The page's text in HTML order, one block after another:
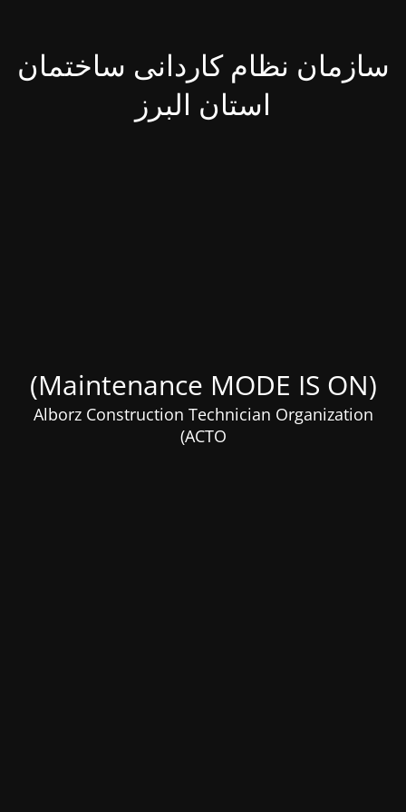
سازمان نظام کاردانی ساختمان
استان البرز
(Maintenance MODE IS ON)
Alborz Construction Technician Organization
(ACTO